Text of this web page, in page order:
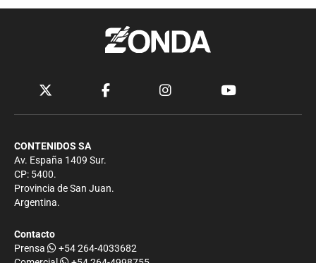
CONTENIDOS SA
Av. España 1409 Sur.
CP: 5400.
Provincia de San Juan.
Argentina.
Contacto
Prensa
+54 264-4033682